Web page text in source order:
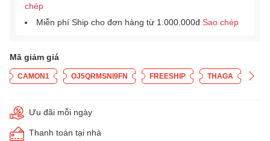
chép
Miễn phí Ship cho đơn hàng từ 1.000.000đ Sao chép
Mã giảm giá
CAMON1 OJ5QRMSNI9FN FREESHIP THAGA
Ưu đãi mỗi ngày
Thanh toán tại nhà